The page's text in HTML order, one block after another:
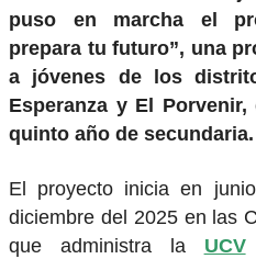
puso en marcha el
prepara tu futuro”, una
a jóvenes de los
Esperanza y El
quinto año de secundaria.
El proyecto inicia en
diciembre del 2025 en las
que administra la UCV